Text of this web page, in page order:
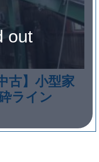
古】小型家
ライン
out